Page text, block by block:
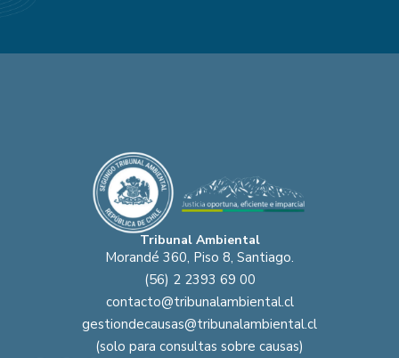
Tribunal Ambiental
Morandé 360, Piso 8, Santiago.
(56) 2 2393 69 00
contacto@tribunalambiental.cl
gestiondecausas@tribunalambiental.cl
(solo para consultas sobre causas)